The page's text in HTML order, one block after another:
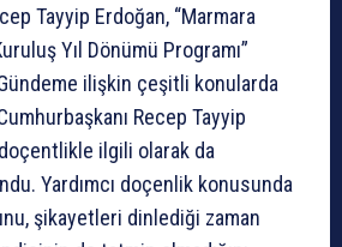
Tayyip Erdoğan, “Marmara
Yıl Dönümü Programı”
ilişkin çeşitli konularda
Recep Tayyip
doçentlikle ilgili olarak da
Yardımcı doçenlik konusunda
şikayetleri dinlediği zaman